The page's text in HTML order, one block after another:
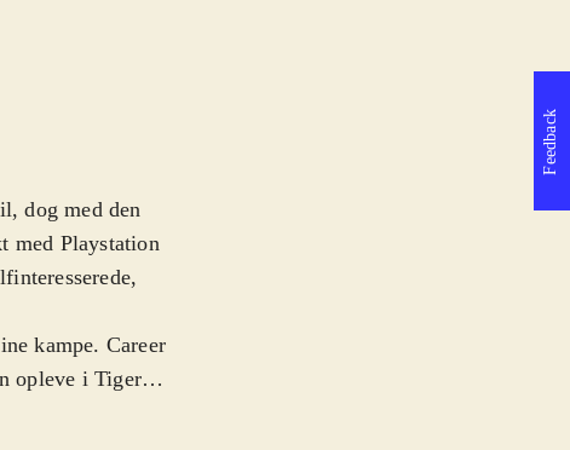
dog med den
med Playstation
kampe. Career
opleve i Tiger
Feedback